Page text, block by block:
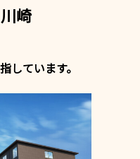
崎
しています。